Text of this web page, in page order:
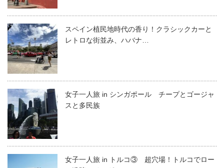
スペイン植民地時代の香り！クラシックカーと
レトロな街並み、ハバナ…
女子一人旅 in シンガポール チープとゴージャ
スと多民族
女子一人旅 in トルコ③ 超穴場！トルコでロー